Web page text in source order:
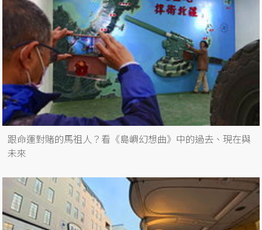
跟命運對賭的馬祖人？看《島嶼幻想曲》中的過去、現在與
未來